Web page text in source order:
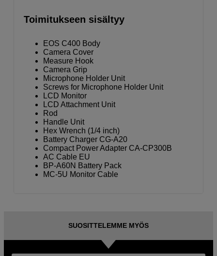
Toimitukseen sisältyy
EOS C400 Body
Camera Cover
Measure Hook
Camera Grip
Microphone Holder Unit
Screws for Microphone Holder Unit
LCD Monitor
LCD Attachment Unit
Rod
Handle Unit
Hex Wrench (1/4 inch)
Battery Charger CG-A20
Compact Power Adapter CA-CP300B
AC Cable EU
BP-A60N Battery Pack
MC-5U Monitor Cable
SUOSITTELEMME MYÖS